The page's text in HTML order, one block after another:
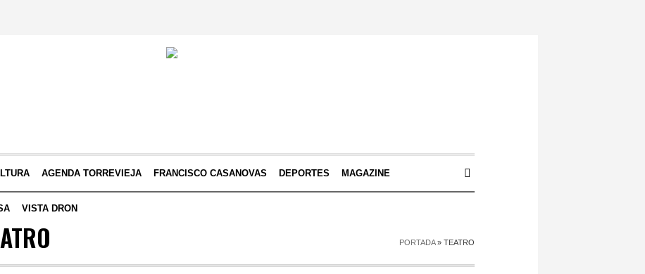
AGENDA TORREVIEJA FRANCISCO CASANOVAS DEPORTES MAGAZINE
VISTA DRON
PORTADA» TEATRO